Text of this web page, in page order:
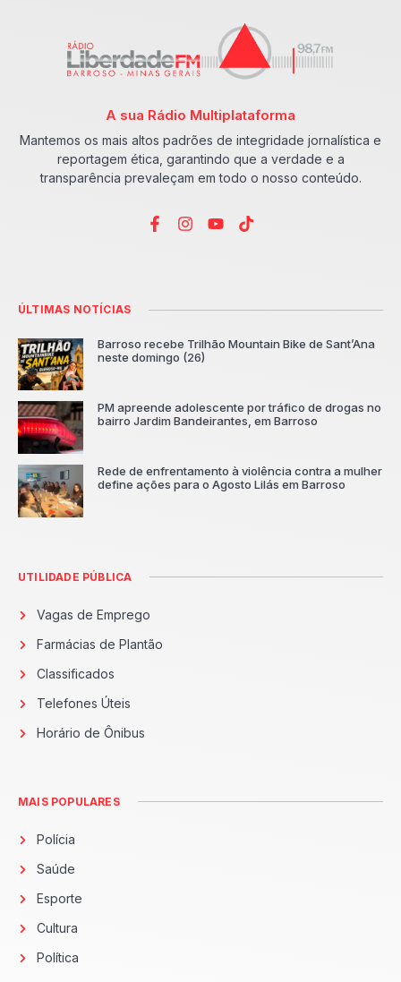
A sua Rádio Multiplataforma
Mantemos os mais altos padrões de integridade jornalística e
reportagem ética, garantindo que a verdade e a
transparência prevaleçam em todo o nosso conteúdo.
ÚLTIMAS NOTÍCIAS
Barroso recebe Trilhão Mountain Bike de Sant’Ana
neste domingo (26)
PM apreende adolescente por tráfico de drogas no
bairro Jardim Bandeirantes, em Barroso
Rede de enfrentamento à violência contra a mulher
define ações para o Agosto Lilás em Barroso
UTILIDADE PÚBLICA
Vagas de Emprego
Farmácias de Plantão
Classificados
Telefones Úteis
Horário de Ônibus
MAIS POPULARES
Polícia
Saúde
Esporte
Cultura
Política